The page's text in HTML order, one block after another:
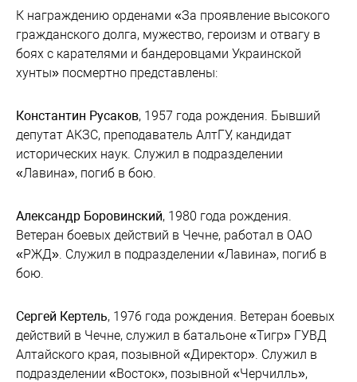
К награждению орденами «За проявление высокого
гражданского долга, мужество, героизм и отвагу в
боях с карателями и бандеровцами Украинской
хунты» посмертно представлены:
Константин Русаков, 1957 года рождения. Бывший
депутат АКЗС, преподаватель АлтГУ, кандидат
исторических наук. Служил в подразделении
«Лавина», погиб в бою.
Александр Боровинский, 1980 года рождения.
Ветеран боевых действий в Чечне, работал в ОАО
«РЖД». Служил в подразделении «Лавина», погиб в
бою.
Сергей Кертель, 1976 года рождения. Ветеран боевых
действий в Чечне, служил в батальоне «Тигр» ГУВД
Алтайского края, позывной «Директор». Служил в
подразделении «Восток», позывной «Черчилль»,